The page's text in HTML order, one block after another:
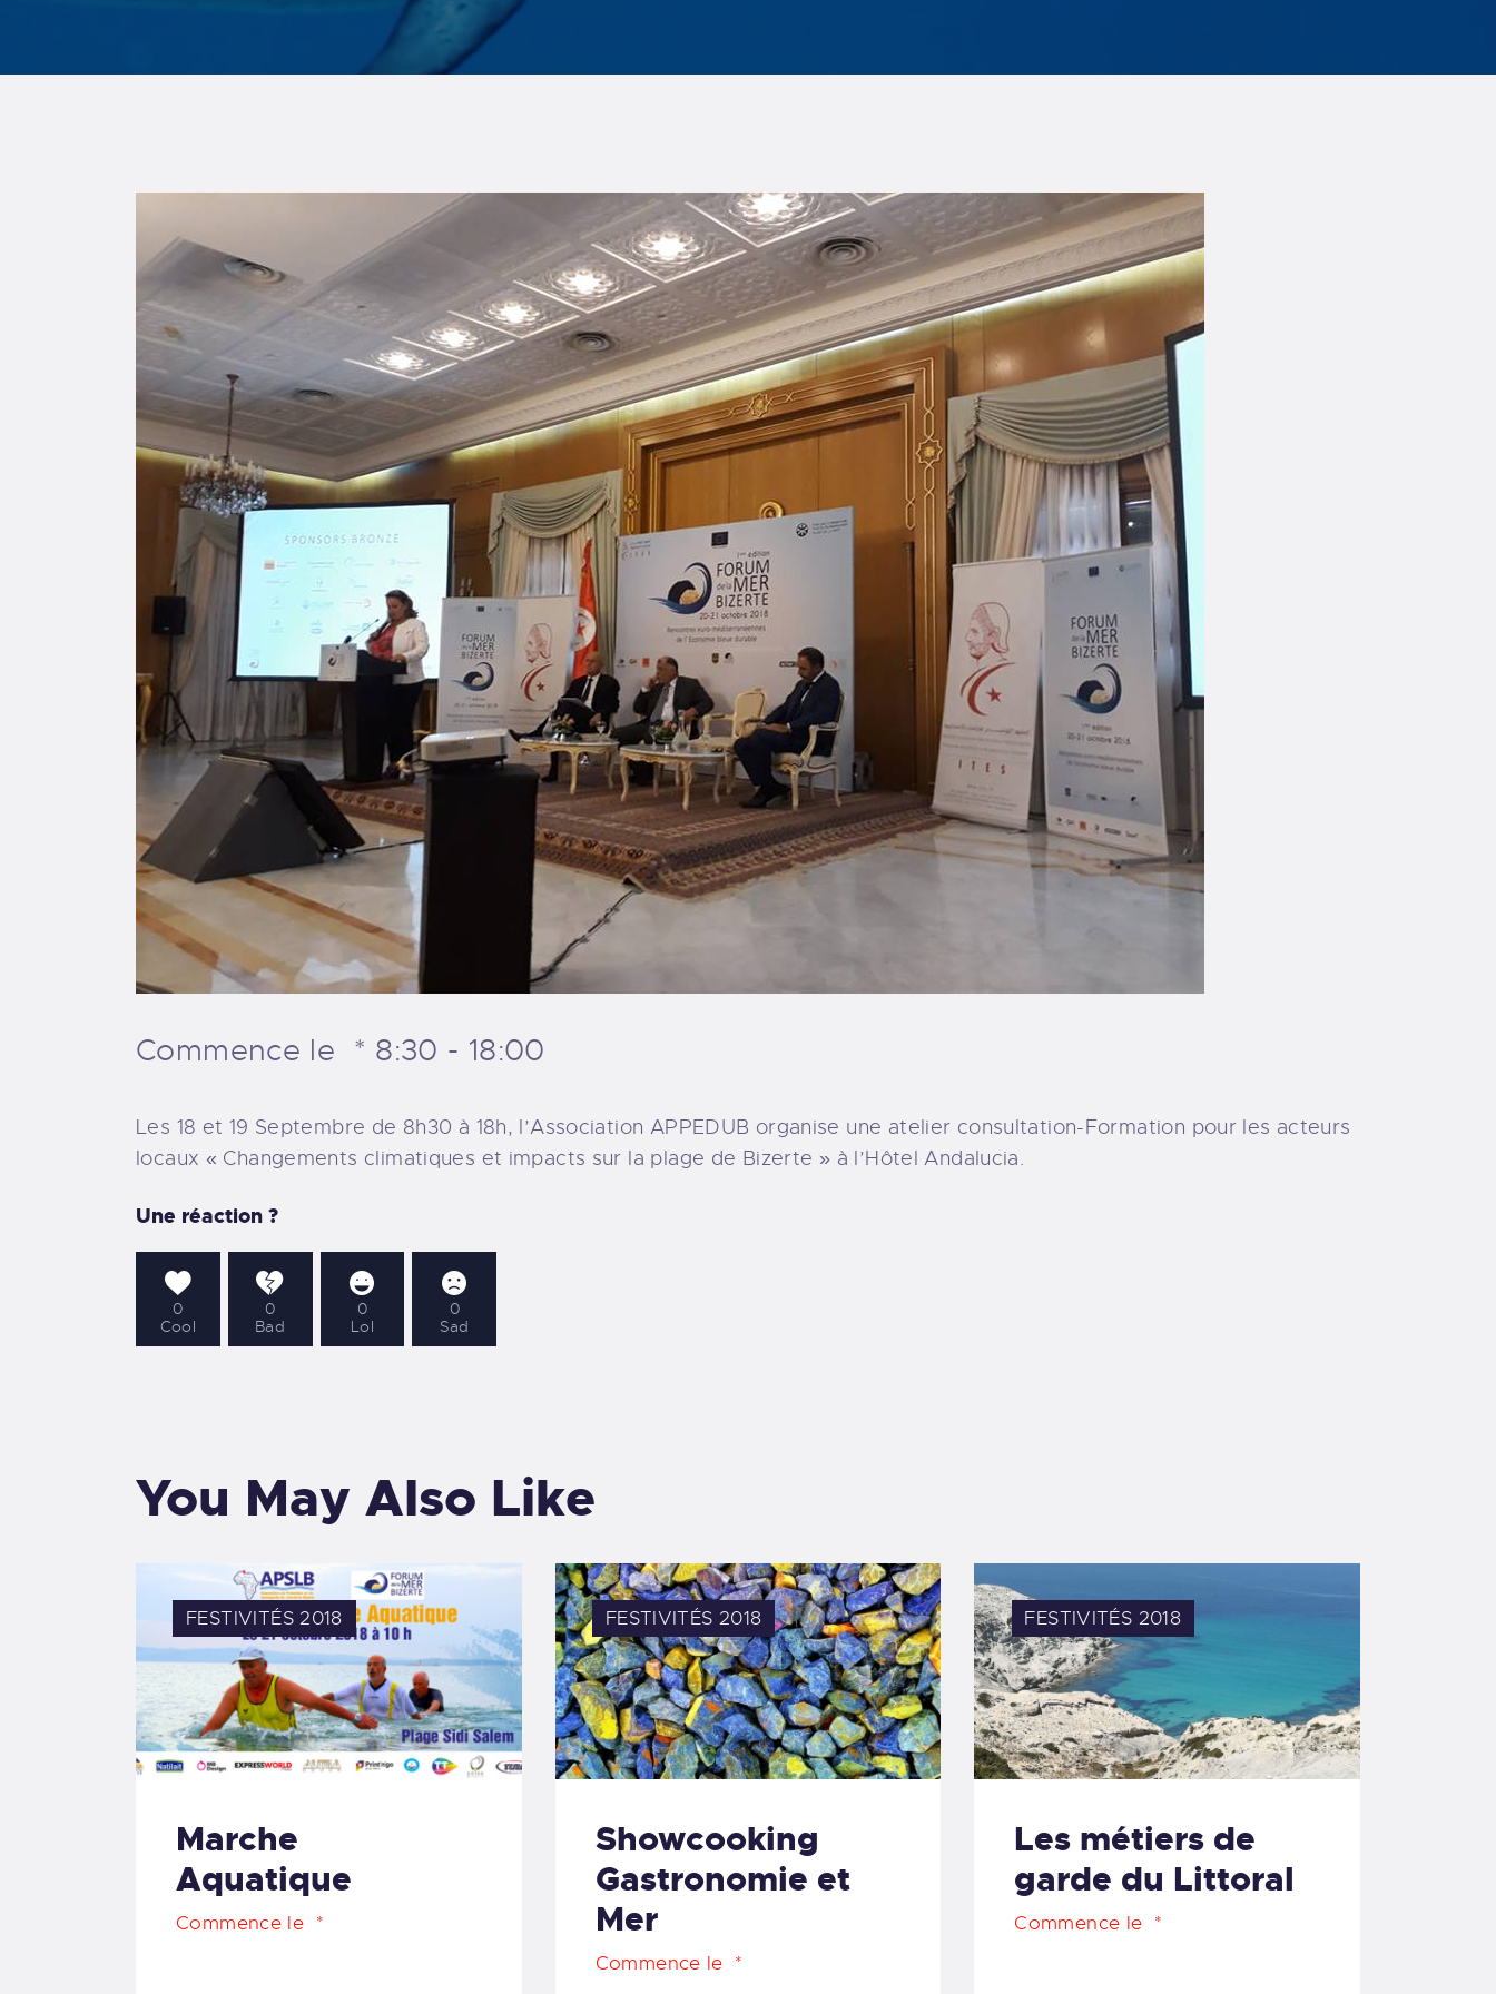
Commence le 8:30 - 18:00
Les 18 et 19 Septembre de 8h30 à 18h, l’Association APPEDUB organise une atelier consultation-Formation pour les acteurs
locaux « Changements climatiques et impacts sur la plage de Bizerte » à l’Hôtel Andalucia.
Une réaction ?
0
Cool
0
Bad
0
Lol
0
Sad
You May Also Like
FESTIVITÉS 2018
Marche
Aquatique
Commence le
FESTIVITÉS 2018
Showcooking
Gastronomie et
Mer
Commence le
FESTIVITÉS 2018
Les métiers de
garde du Littoral
Commence le